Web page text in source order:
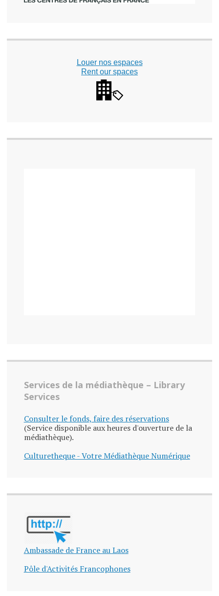
Louer nos espaces
Rent our spaces
Services de la médiathèque – Library
Services
Consulter le fonds, faire des réservations
(Service disponible aux heures d'ouverture de la
médiathèque).
Culturetheque - Votre Médiathèque Numérique
Ambassade de France au Laos
Pôle d'Activités Francophones